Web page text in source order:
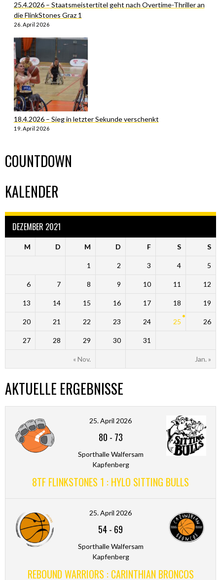
25.4.2026 – Staatsmeistertitel geht nach Overtime-Thriller an
die FlinkStones Graz 1
26. April 2026
18.4.2026 – Sieg in letzter Sekunde verschenkt
19. April 2026
COUNTDOWN
KALENDER
DEZEMBER 2021
M D M D F S S
« Nov. Jan. »
1 2 3 4 5
6 7 8 9 10 11 12
13 14 15 16 17 18 19
20 21 22 23 24 25 26
27 28 29 30 31
AKTUELLE ERGEBNISSE
25. April 2026
80 - 73
Sporthalle Walfersam
Kapfenberg
8TF FLINKSTONES 1 : HYLO SITTING BULLS
25. April 2026
54- 69
Sporthalle Walfersam
Kapfenberg
REBOUND WARRIORS : CARINTHIAN BRONCOS